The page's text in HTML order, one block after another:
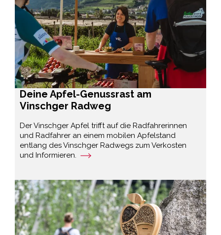
Deine Apfel-Genussrast am
Vinschger Radweg
Der Vinschger Apfel trifft auf die Radfahrerinnen
und Radfahrer an einem mobilen Apfelstand
entlang des Vinschger Radwegs zum Verkosten
und Informieren.